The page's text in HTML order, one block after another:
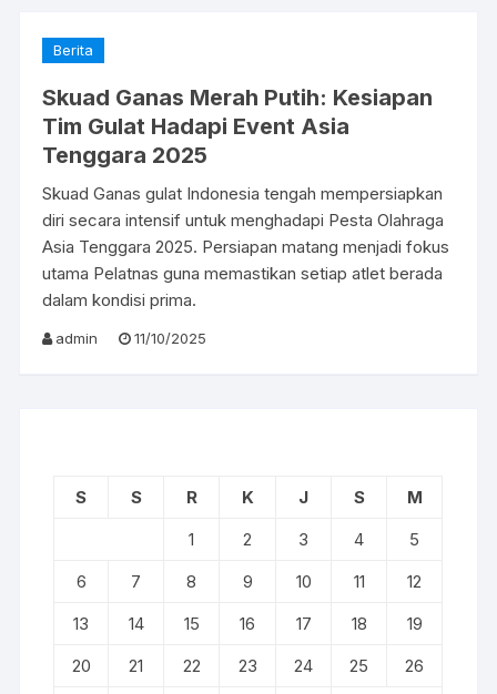
Berita
Skuad Ganas Merah Putih: Kesiapan
Tim Gulat Hadapi Event Asia
Tenggara 2025
Skuad Ganas gulat Indonesia tengah mempersiapkan
diri secara intensif untuk menghadapi Pesta Olahraga
Asia Tenggara 2025. Persiapan matang menjadi fokus
utama Pelatnas guna memastikan setiap atlet berada
dalam kondisi prima.
admin 11/10/2025
S S R K J S
M
1
2 3 4
5
6
7 8 9 10 11
12
13
14 15 16 17 18
19
20
21 22 23 24 25
26